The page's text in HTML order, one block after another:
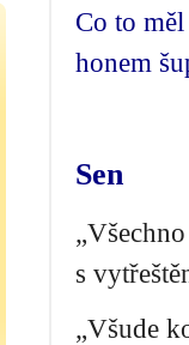
Co to
honem
Sen
s
„Všude